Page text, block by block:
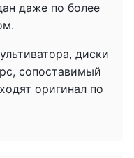
даже по более
диски
сопоставимый
оригинал по